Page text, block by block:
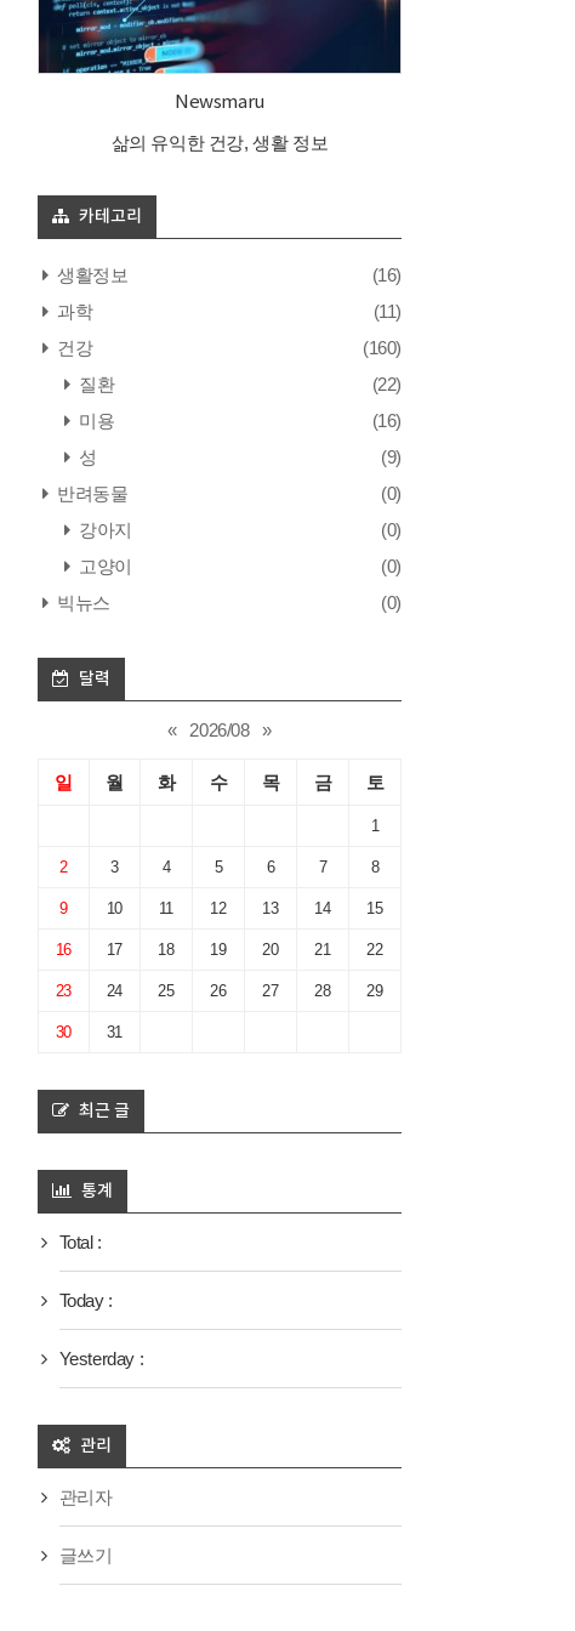
Newsmaru
삶의 유익한 건강, 생활 정보
카테고리
생활정보
(16)
과학
(11)
건강
(160)
질환
(22)
미용
(16)
성
(9)
반려동물
(0)
강아지
(0)
고양이
(0)
빅뉴스
(0)
달력
« 2026/08 »
일 월 화 수 목 금 토
1
2 3 4 5 6 7 8
9 10 11 12 13 14 15
16 17 18 19 20 21 22
23 24 25 26 27 28 29
30 31
최근 글
통계
Total :
Today :
Yesterday :
관리
관리자
글쓰기